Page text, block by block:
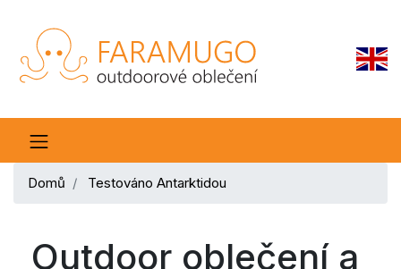
Domů Testováno Antarktidou
Outdoor oblečení a